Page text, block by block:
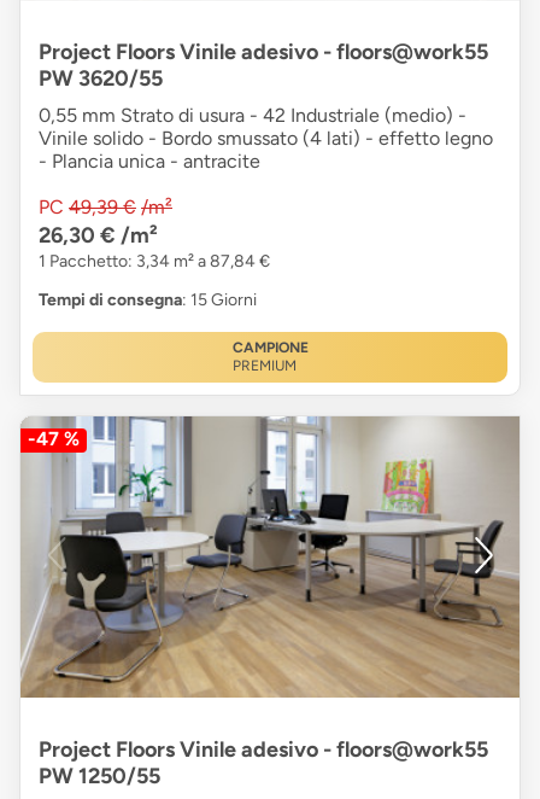
Project Floors Vinile adesivo - floors@work55
PW 3620/55
0,55 mm Strato di usura - 42 Industriale (medio) -
Vinile solido - Bordo smussato (4 lati) - effetto legno
- Plancia unica - antracite
PC 49,39 € /m²
26,30 € /m²
1 Pacchetto: 3,34 m² a 87,84 €
Tempi di consegna: 15 Giorni
CAMPIONE
PREMIUM
-47 %
Project Floors Vinile adesivo - floors@work55
PW 1250/55